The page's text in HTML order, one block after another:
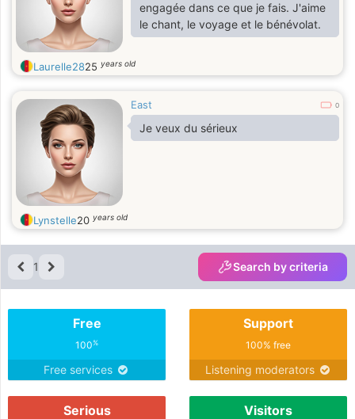
engagée dans ce que je fais. J'aime
le chant, le voyage et le bénévolat.
Laurelle2825 years old
East 0
Je veux du sérieux
Lynstelle20 years old
1 Search by criteria
Free
100%
Free services
Support
100% free
Listening moderators
Serious Visitors